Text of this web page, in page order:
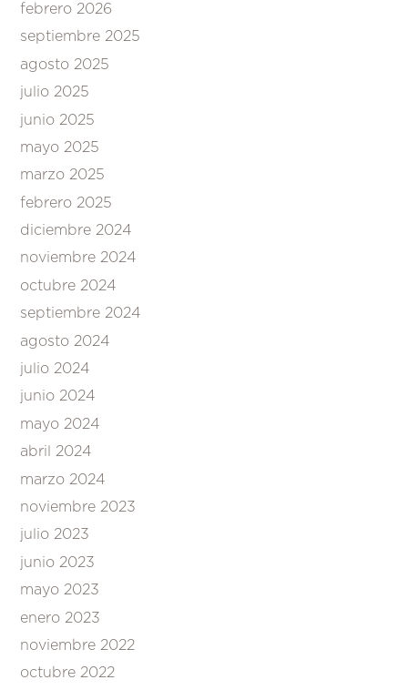
febrero 2026
septiembre 2025
agosto 2025
julio 2025
junio 2025
mayo 2025
marzo 2025
febrero 2025
diciembre 2024
noviembre 2024
octubre 2024
septiembre 2024
agosto 2024
julio 2024
junio 2024
mayo 2024
abril 2024
marzo 2024
noviembre 2023
julio 2023
junio 2023
mayo 2023
enero 2023
noviembre 2022
octubre 2022